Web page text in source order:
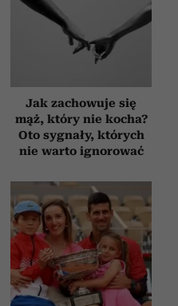
Jak zachowuje się
mąż, który nie kocha?
Oto sygnały, których
nie warto ignorować